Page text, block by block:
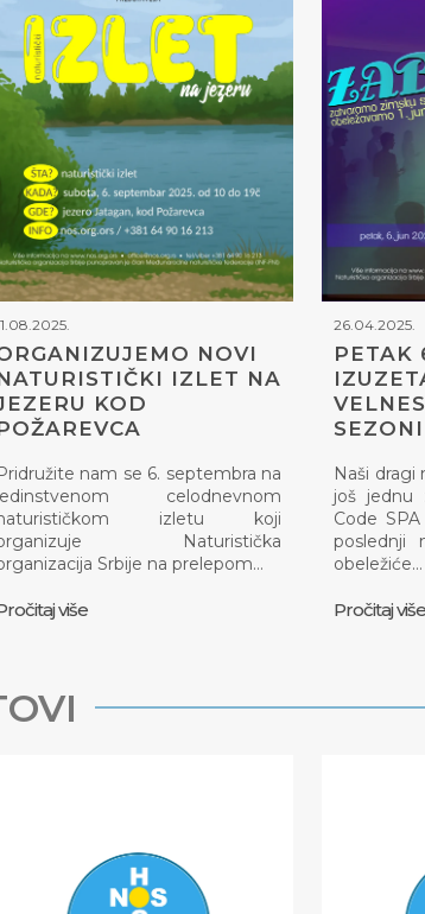
NOVI
IZLET NA
KOD
nam se 6. septembra na
celodnevnom
izletu koji
Naturistička
Srbije na prelepom…
više
26.04.2025.
PETAK
Naši dragi
još jednu
Code
poslednji
obeležiće…
Pročitaj više